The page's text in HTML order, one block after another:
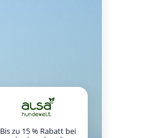
Bis zu 15 % Rabatt bei